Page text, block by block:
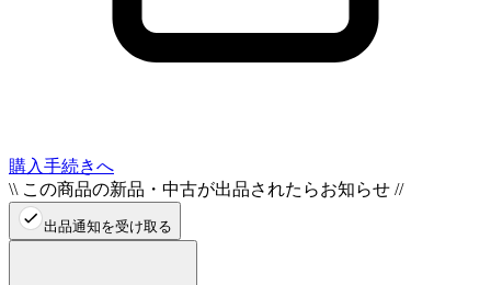
購入手続きへ
\\ この商品の新品・中古が出品されたらお知らせ //
出品通知を受け取る